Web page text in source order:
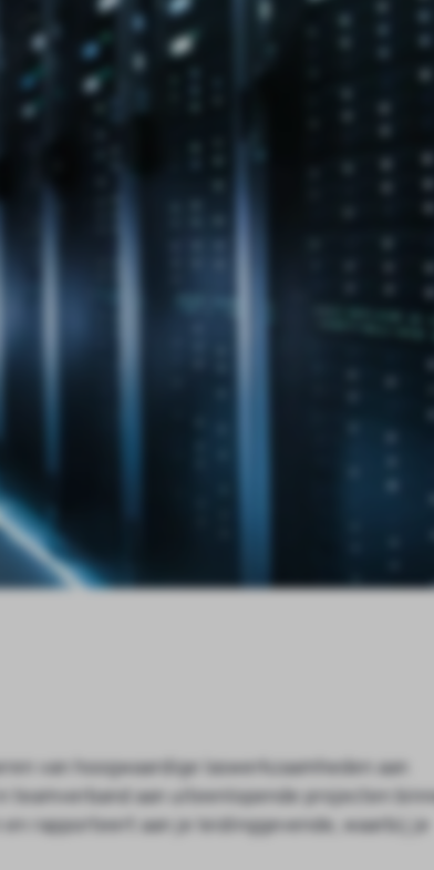
van hoogwaardige laswerkzaamheden aan
aan uiteenlopende projecten
rapporteert aan je leidinggevende, waarbij je